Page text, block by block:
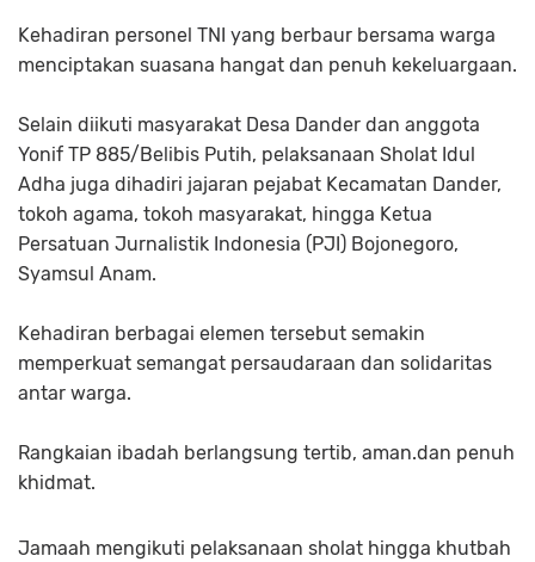
Kehadiran personel TNI yang berbaur bersama warga
menciptakan suasana hangat dan penuh kekeluargaan.
Selain diikuti masyarakat Desa Dander dan anggota
Yonif TP 885/Belibis Putih, pelaksanaan Sholat Idul
Adha juga dihadiri jajaran pejabat Kecamatan Dander,
tokoh agama, tokoh masyarakat, hingga Ketua
Persatuan Jurnalistik Indonesia (PJI) Bojonegoro,
Syamsul Anam.
Kehadiran berbagai elemen tersebut semakin
memperkuat semangat persaudaraan dan solidaritas
antar warga.
Rangkaian ibadah berlangsung tertib, aman.dan penuh
khidmat.
Jamaah mengikuti pelaksanaan sholat hingga khutbah